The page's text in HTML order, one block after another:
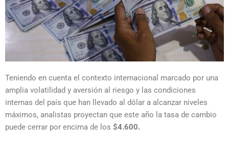
Teniendo en cuenta el contexto internacional marcado por una
amplia volatilidad y aversión al riesgo y las condiciones
internas del país que han llevado al dólar a alcanzar niveles
máximos, analistas proyectan que este año la tasa de cambio
puede cerrar por encima de los $4.600.